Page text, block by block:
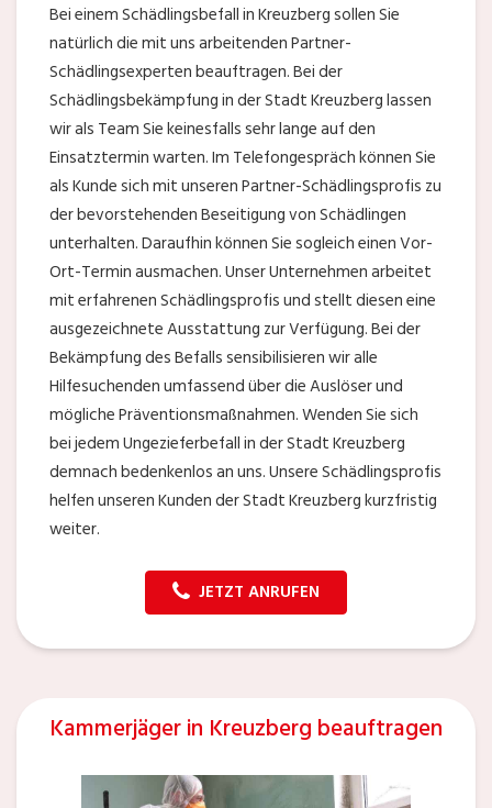
Bei einem Schädlingsbefall in Kreuzberg sollen Sie
natürlich die mit uns arbeitenden Partner-
Schädlingsexperten beauftragen. Bei der
Schädlingsbekämpfung in der Stadt Kreuzberg lassen
wir als Team Sie keinesfalls sehr lange auf den
Einsatztermin warten. Im Telefongespräch können Sie
als Kunde sich mit unseren Partner-Schädlingsprofis zu
der bevorstehenden Beseitigung von Schädlingen
unterhalten. Daraufhin können Sie sogleich einen Vor-
Ort-Termin ausmachen. Unser Unternehmen arbeitet
mit erfahrenen Schädlingsprofis und stellt diesen eine
ausgezeichnete Ausstattung zur Verfügung. Bei der
Bekämpfung des Befalls sensibilisieren wir alle
Hilfesuchenden umfassend über die Auslöser und
mögliche Präventionsmaßnahmen. Wenden Sie sich
bei jedem Ungezieferbefall in der Stadt Kreuzberg
demnach bedenkenlos an uns. Unsere Schädlingsprofis
helfen unseren Kunden der Stadt Kreuzberg kurzfristig
weiter.
JETZT ANRUFEN
Kammerjäger in Kreuzberg beauftragen